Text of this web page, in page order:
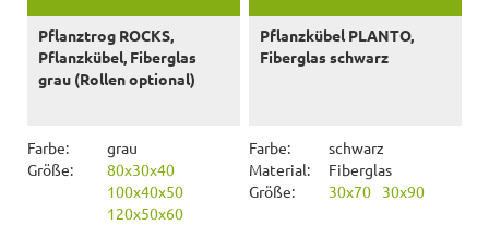
Pflanztrog ROCKS,
Pflanzkübel, Fiberglas
grau (Rollen optional)
Farbe:
grau
Größe:
80x30x40
100x40x50
120x50x60
Pflanzkübel PLANTO,
Fiberglas schwarz
Farbe:
schwarz
Material:
Fiberglas
Größe:
30x70 30x90